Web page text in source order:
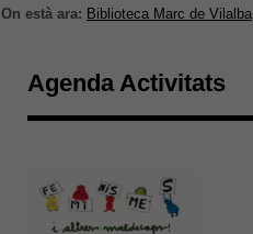
On està ara: Biblioteca Marc de Vilalba
Agenda Activitats